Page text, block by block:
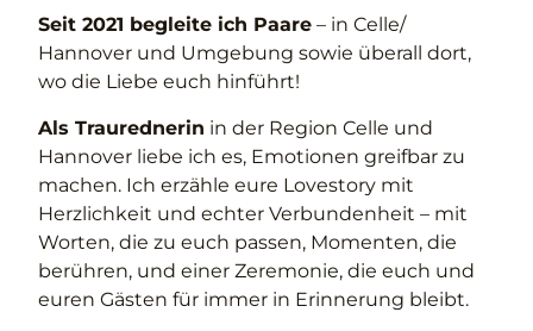
Seit 2021 begleite ich Paare – in Celle/
Hannover und Umgebung sowie überall dort,
wo die Liebe euch hinführt!
Als Traurednerin in der Region Celle und
Hannover liebe ich es, Emotionen greifbar zu
machen. Ich erzähle eure Lovestory mit
Herzlichkeit und echter Verbundenheit – mit
Worten, die zu euch passen, Momenten, die
berühren, und einer Zeremonie, die euch und
euren Gästen für immer in Erinnerung bleibt.